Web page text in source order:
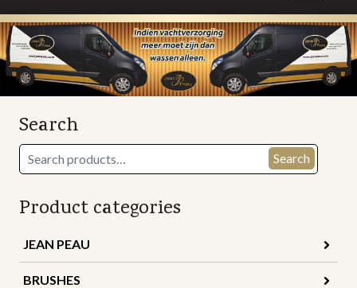
Search
Search
for:
Search
Product categories
JEAN PEAU
BRUSHES